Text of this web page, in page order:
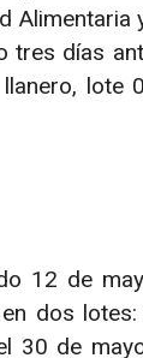
tres días
12 de
dos
30 de